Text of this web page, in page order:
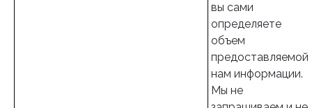
вы сами
определяете
объем
предоставляемой
нам информации.
Мы не